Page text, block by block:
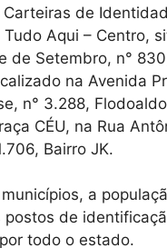
de
Aqui – Centro,
de Setembro, n°
na Avenida
n° 3.288,
CÉU, na Rua
Bairro JK.
a
postos de
todo o estado.